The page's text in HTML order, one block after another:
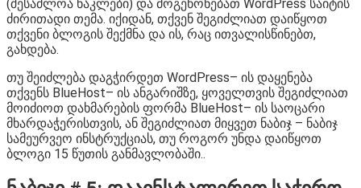
(შესაძლოა ნაკლები) და მოგეწონებათ WordPress საიტის
ძირითადი თემა. იქიდან, თქვენ შეგიძლიათ დაიწყოთ
თქვენი ბლოგის შექმნა და ის, რაც ითვალისწინებთ,
გახდება.
თუ შეიძლება დაგჭირდეთ WordPress– ის დაყენება
თქვენს BlueHost– ის ანგარიშზე, ყოველთვის შეგიძლიათ
მოიძიოთ დახმარების ფორმა BlueHost– ის საოცარი
მხარდაჭერისთვის, ან შეგიძლიათ მიყვეთ ნაბიჯ – ნაბიჯ
სამეურვეო ინსტრუქციას, თუ როგორ უნდა დაიწყოთ
ბლოგი 15 წუთის განმავლობაში..